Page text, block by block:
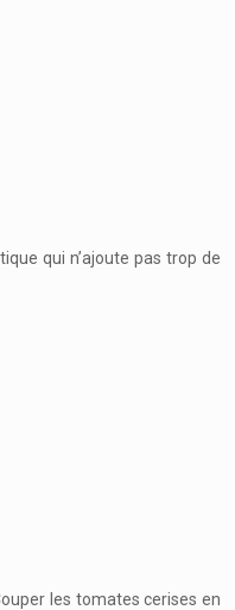
qui n’ajoute pas trop de
les tomates cerises en